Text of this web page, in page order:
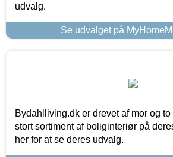
udvalg.
Se udvalget på
Bydahlliving.dk er drevet af mor og
stort sortiment af boliginteriør på
her for at se deres udvalg.